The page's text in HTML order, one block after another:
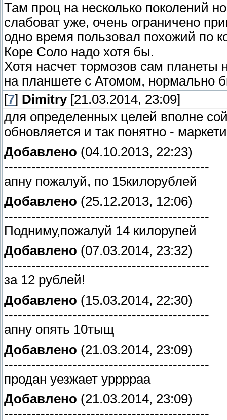
Там проц на несколько поколений
слабоват уже, очень ограничено
одно время пользовал похожий по
Коре Соло надо хотя бы.
Хотя насчет тормозов сам планеты
на планшете с Атомом, нормально
[7] Dimitry[21.03.2014, 23:09]
для определенных целей вполне
обновляется и так понятно -
Добавлено (04.10.2013, 22:23)
---------------------------------------------
апну пожалуй, по 15килорублей
Добавлено (25.12.2013, 12:06)
---------------------------------------------
Подниму,пожалуй 14 килорупей
Добавлено (07.03.2014, 23:32)
---------------------------------------------
за 12 рублей!
Добавлено (15.03.2014, 22:30)
---------------------------------------------
апну опять 10тыщ
Добавлено (21.03.2014, 23:09)
---------------------------------------------
продан уезжает урррраа
Добавлено (21.03.2014, 23:09)
---------------------------------------------